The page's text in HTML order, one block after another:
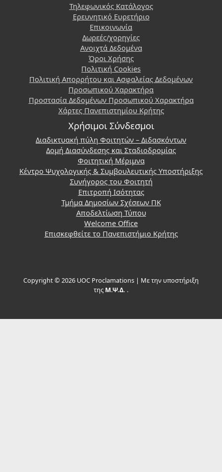
Τηλεφωνικός Κατάλογος
Ερευνητικό Ευρετήριο
Επικοινωνία
Δωρεές/χορηγίες
Ανοιχτά Δεδομένα
Όροι Χρήσης
Πολιτική Cookies
Πολιτική Απορρήτου και Ασφαλείας Δεδομένων
Προσωπικού Χαρακτήρα
Προστασία Δεδομένων Προσωπικού Χαρακτήρα
Χάρτες Πανεπιστημίου Κρήτης
Χρήσιμοι Σύνδεσμοι
Διαδικτυακή πύλη Φοιτητών – Διδασκόντων
Δομή Διασύνδεσης και Σταδιοδρομίας
Φοιτητική Μέριμνα
Κέντρο Ψυχολογικής & Συμβουλευτικής Υποστήριξης
Συνήγορος του Φοιτητή
Επιτροπή Ισότητας
Τμήμα Δημοσίων Σχέσεων ΠΚ
Αποδελτίωση Τύπου
Welcome Office
Επισκεφθείτε το Πανεπιστήμιο Κρήτης
Copyright © 2026 UOC Proclamations | Με την υποστήριξη
της Μ.Ψ.Δ. .